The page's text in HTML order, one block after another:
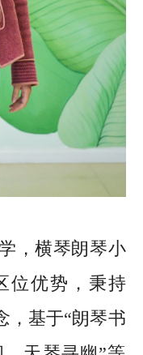
，横琴朗琴小
位优势，秉持
，基于“朗琴书